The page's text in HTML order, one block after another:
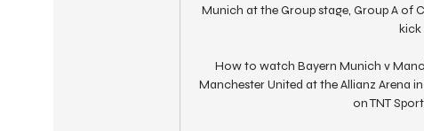
Munich at the Group stage, Group A of
kick
How to watch Bayern Munich v
Manchester United at the Allianz Arena
on TNT